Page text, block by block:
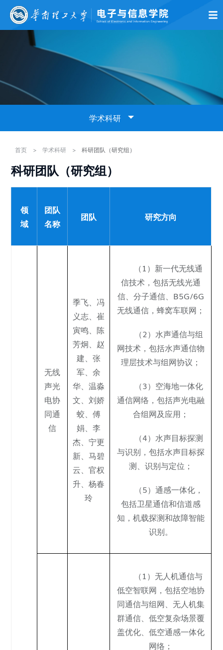
学院概况
学术科研
科研平台
科研团队（研究组）
研究进展
首页 > 学术科研 > 科研团队（研究组）
科研团队（研究组）
领
域
团队
名称
团队 研究方向
无线
声光
电协
同通
信
季飞、 冯
义志、崔
寅鸣、 陈
芳炯、 赵
建、张
军、余
华、温淼
文、刘娇
蛟、傅
娟、李
杰、宁更
新、马碧
云、官权
升、杨春
玲
（1）新一代无线通
信技术，包括无线光通
信、分子通信、B5G/6G
无线通信，蜂窝车联网；
（2）水声通信与组
网技术，包括水声通信物
理层技术与组网协议；
（3）空海地一体化
通信网络，包括声光电融
合组网及应用；
（4）水声目标探测
与识别，包括水声目标探
测、识别与定位；
（5）通感一体化，
包括卫星通信和信道感
知，机载探测和故障智能
识别。
（1）无人机通信与
低空智联网，包括空地协
同通信与组网、无人机集
群通信、低空复杂场景覆
盖优化、低空通感一体化
网络；